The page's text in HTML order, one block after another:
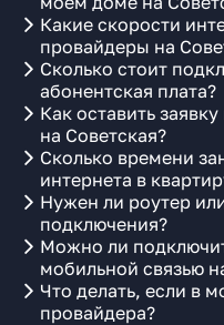
Какие скорости
провайдеры на
Сколько стоит
абонентская плата?
Как оставить
на Советская?
Сколько времени
интернета в
Нужен ли роутер
подключения?
Можно ли
мобильной связью
Что делать, если в
провайдера?